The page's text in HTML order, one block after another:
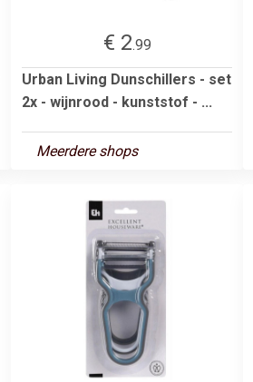
€ 2.99
Urban Living Dunschillers - set
2x - wijnrood - kunststof - ...
Meerdere shops